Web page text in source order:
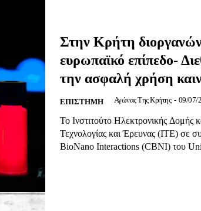
Μαχητική
Στην Κρήτη
ευρωπαϊκό επίπεδο-
την ασφαλή χρήση
ΕΠΙΣΤΗΜΗ Αγώνας Της Κρήτης - 09/07/
Το Ινστιτούτο Ηλεκτρονικής Δομής
Τεχνολογίας και Έρευνας (ΙΤΕ) σε
BioNano Interactions (CBNI) του